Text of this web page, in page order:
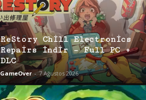
ReStory Chill Electronics
Repairs İndir – Full PC +
DLC
GameOver - 7 Ağustos 2026